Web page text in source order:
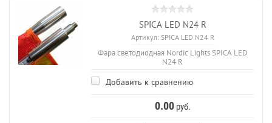
SPICA LED N24 R
Артикул:SPICA LED N24 R
Фара светодиодная Nordic Lights SPICA LED
N24 R
Добавить к сравнению
0.00руб.